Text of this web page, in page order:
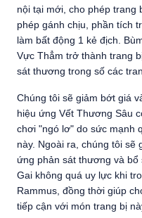
nội tại mới, cho phép trang
phép gánh chịu, phần tích
làm bất động 1 kẻ địch.
Vực Thẳm trở thành trang
sát thương trong số các
Chúng tôi sẽ giảm bớt giá
hiệu ứng Vết Thương Sâu
chơi "ngó lơ" do sức mạnh
này. Ngoài ra, chúng tôi sẽ
ứng phản sát thương và
Gai không quá uy lực khi
Rammus, đồng thời giúp
tiếp cận với món trang bị